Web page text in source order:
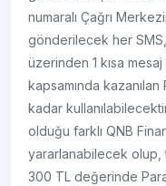
numaralı Çağrı
gönderilecek her
üzerinden 1 kısa
kapsamında kazanılan
kadar
olduğu farklı QNB
yararlanabilecek olup,
300 TL değerinde